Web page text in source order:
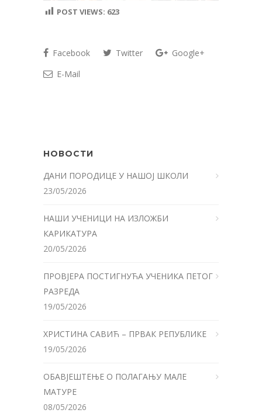
POST VIEWS: 623
Facebook Twitter
Google+
E-Mail
НОВОСТИ
ДАНИ ПОРОДИЦЕ У НАШОЈ ШКОЛИ
23/05/2026
НАШИ УЧЕНИЦИ НА ИЗЛОЖБИ
КАРИКАТУРА
20/05/2026
ПРОВЈЕРА ПОСТИГНУЋА УЧЕНИКА ПЕТОГ
РАЗРЕДА
19/05/2026
ХРИСТИНА САВИЋ – ПРВАК РЕПУБЛИКЕ
19/05/2026
ОБАВЈЕШТЕЊЕ О ПОЛАГАЊУ МАЛЕ
МАТУРЕ
08/05/2026